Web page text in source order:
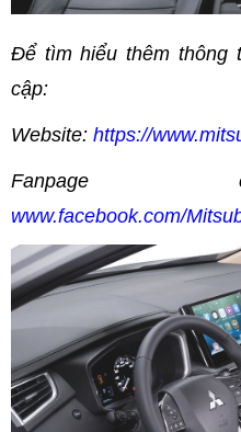
Để tìm hiểu thêm thông
cập:
Website: https://
Fanpage
www.facebook.com/